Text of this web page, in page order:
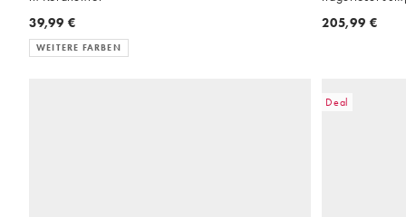
39,99 €
WEITERE FARBEN
205,99 €
Deal